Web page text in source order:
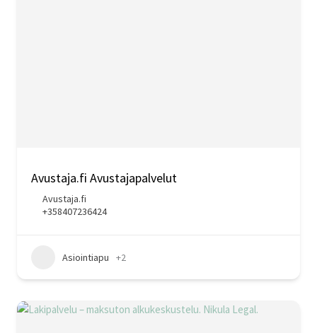
Avustaja.fi Avustajapalvelut
Avustaja.fi
+358407236424
Asiointiapu +2